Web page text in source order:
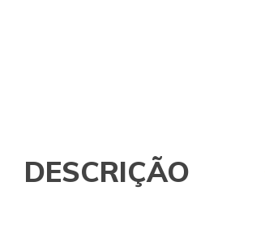
DESCRIÇÃO